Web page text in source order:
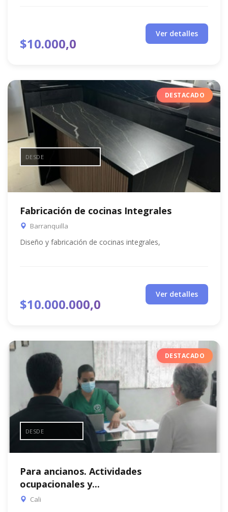
$10.000,0
Ver detalles
DESTACADO
Fabricación de cocinas Integrales
Barranquilla
Diseño y fabricación de cocinas integrales,
DESDE
$10.000.000,0
Ver detalles
DESTACADO
Para ancianos. Actividades
ocupacionales y...
Cali
DESDE